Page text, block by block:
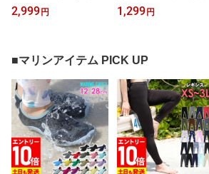
パーカー ナイロン レデ
ィース つば付き M〜LL
Vパーカー 軽量 水着 紫
外線対策 日焼け対策 WY
F-PK2
2,999 円
ト ラッシュガード 水着
レディース フリルシャツ
両用 FELLOW 長袖 サー
フパンツ 上下 UVカット
紫外線対策 日焼け対策
上下セット 24F-FFS
1,299 円
■マリンアイテム PICK UP